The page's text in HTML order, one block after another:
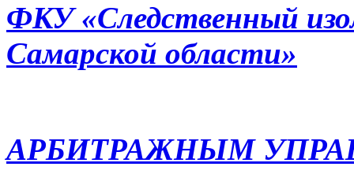
ФКУ «Следственный
Самарской области»
АРБИТРАЖНЫМ